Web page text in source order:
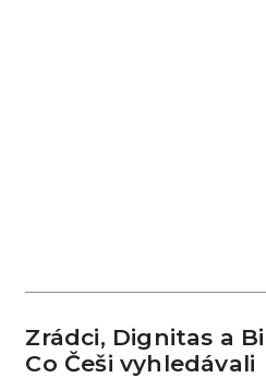
Zrádci, Dignitas a
Co Češi vyhledávali